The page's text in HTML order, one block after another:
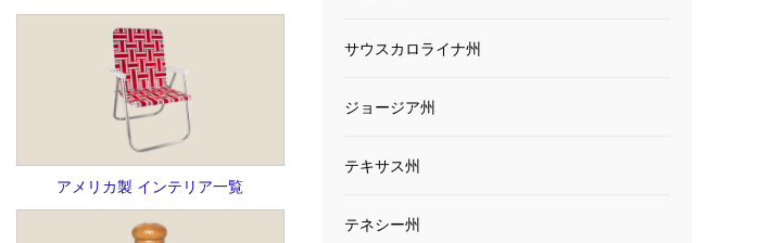
アメリカ製 インテリア一覧
サウスカロライナ州
ジョージア州
テキサス州
テネシー州